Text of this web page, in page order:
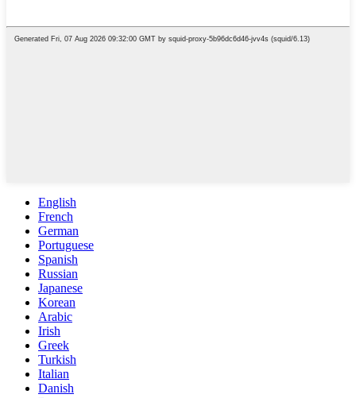
English
French
German
Portuguese
Spanish
Russian
Japanese
Korean
Arabic
Irish
Greek
Turkish
Italian
Danish